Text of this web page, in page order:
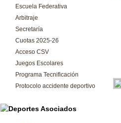
Escuela Federativa
Arbitraje
Secretaría
Cuotas 2025-26
Acceso CSV
Juegos Escolares
Programa Tecnificación
Protocolo accidente deportivo